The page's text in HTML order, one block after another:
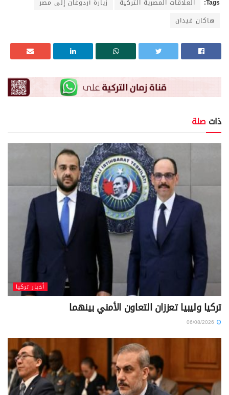
Tags: العلاقات المصرية التركية
زيارة أردوغان إلى مصر
هاكان فيدان
ذات صلة
أخبار تركيا
تركيا وليبيا تعززان التعاون الأمني بينهما